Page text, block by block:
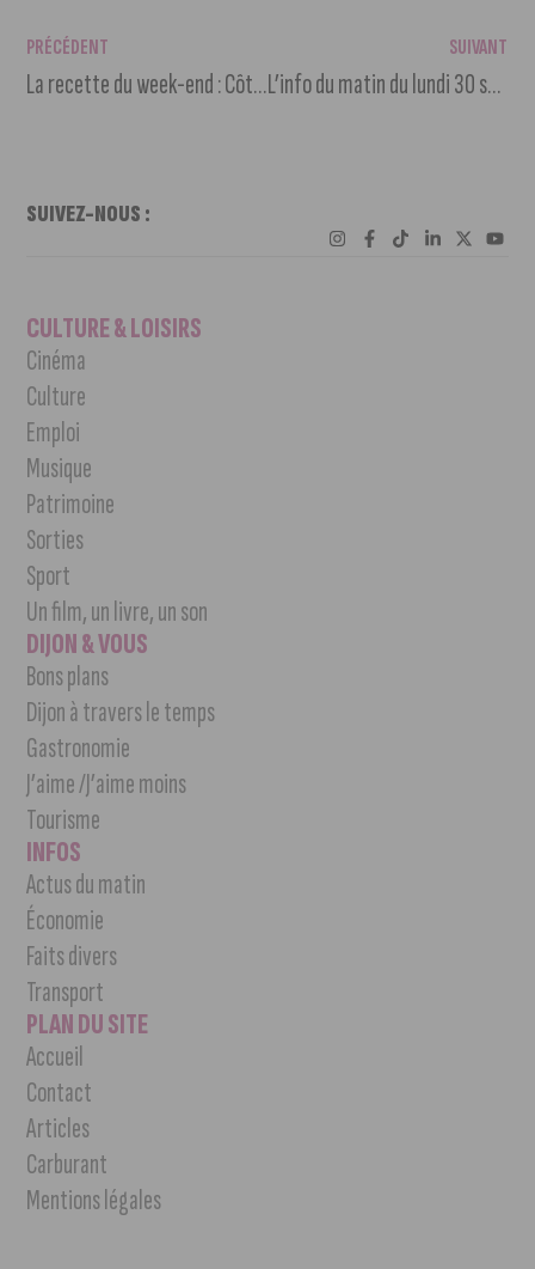
PRÉCÉDENT
La recette du week-end : Côtelettes de chou-fleur avec mayonnaise à l’ail
SUIVANT
L’info du matin du lundi 30 septembre 2024
SUIVEZ-NOUS :
CULTURE & LOISIRS
Cinéma
Culture
Emploi
Musique
Patrimoine
Sorties
Sport
Un film, un livre, un son
DIJON & VOUS
Bons plans
Dijon à travers le temps
Gastronomie
J’aime /J’aime moins
Tourisme
INFOS
Actus du matin
Économie
Faits divers
Transport
PLAN DU SITE
Accueil
Contact
Articles
Carburant
Mentions légales